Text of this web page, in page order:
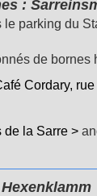
parking du
de bornes
Cordary,
de la Sarre >